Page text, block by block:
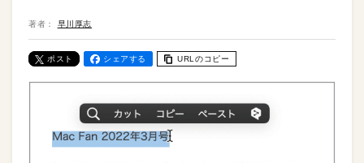
著者： 早川厚志
ポスト シェアする URLのコピー